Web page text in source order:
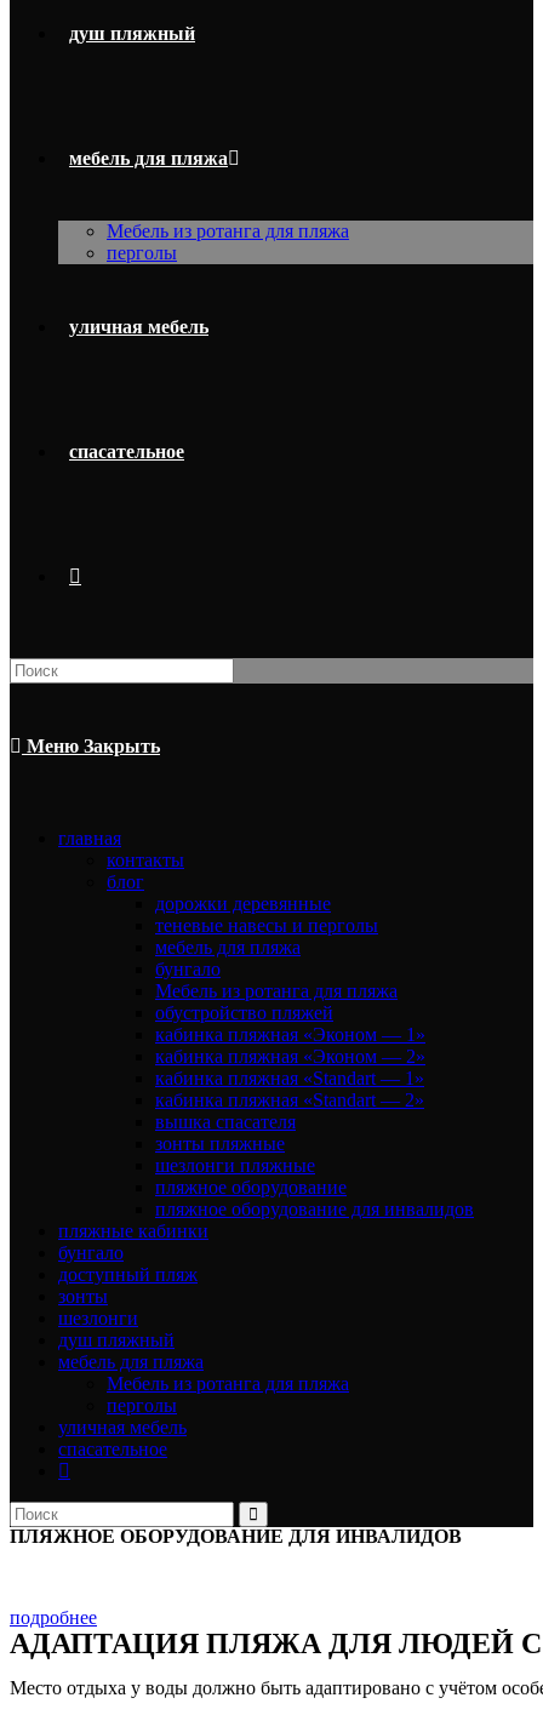
душ пляжный
мебель для пляжа
Мебель из ротанга для пляжа
перголы
уличная мебель
спасательное
Поиск
на
Меню Закрыть
главная
контакты
блог
дорожки деревянные
теневые навесы и перголы
мебель для пляжа
бунгало
Мебель из ротанга для пляжа
обустройство пляжей
кабинка пляжная «Эконом — 1»
кабинка пляжная «Эконом — 2»
кабинка пляжная «Standart — 1»
кабинка пляжная «Standart — 2»
вышка спасателя
зонты пляжные
шезлонги пляжные
пляжное оборудование
пляжное оборудование для инвалидов
пляжные кабинки
бунгало
доступный пляж
зонты
шезлонги
душ пляжный
мебель для пляжа
Мебель из ротанга для пляжа
перголы
уличная мебель
спасательное
ПЛЯЖНОЕ ОБОРУДОВАНИЕ ДЛЯ ИНВАЛИДОВ
подробнее
АДАПТАЦИЯ ПЛЯЖА ДЛЯ ЛЮДЕЙ
Место отдыха у воды должно быть адаптировано с учётом